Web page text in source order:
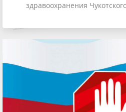
здравоохранения